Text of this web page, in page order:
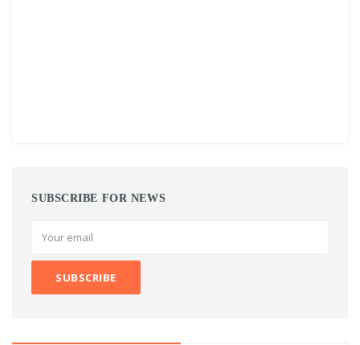
SUBSCRIBE FOR NEWS